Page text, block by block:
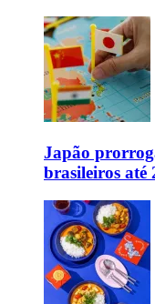
Japão
brasileiros até